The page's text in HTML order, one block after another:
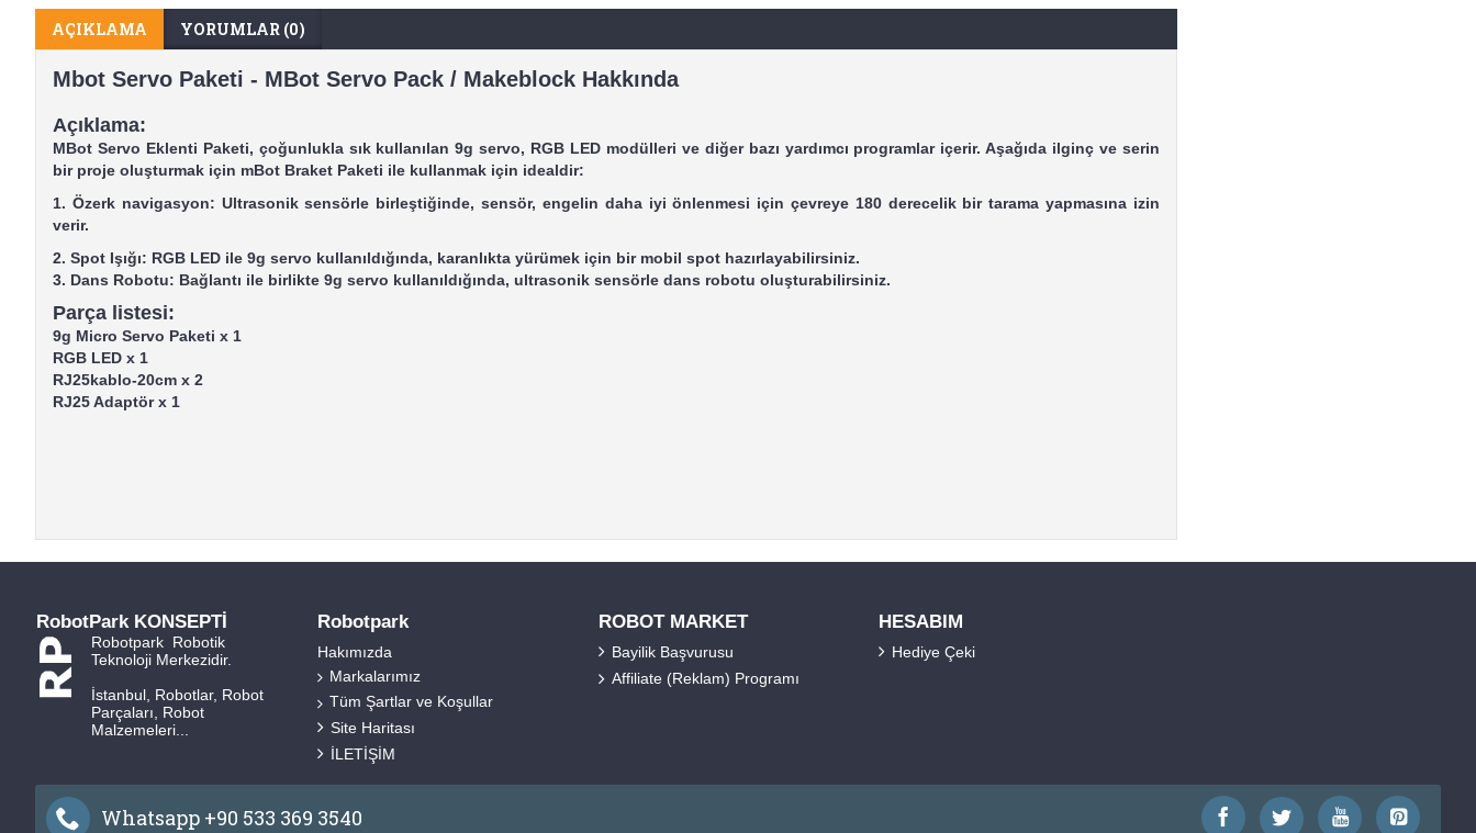
AÇIKLAMA YORUMLAR (0)
Mbot Servo Paketi - MBot Servo Pack / Makeblock Hakkında
Açıklama:
MBot Servo Eklenti Paketi, çoğunlukla sık kullanılan 9g servo, RGB LED modülleri ve diğer bazı yardımcı programlar içerir. Aşağıda ilginç ve serin
bir proje oluşturmak için mBot Braket Paketi ile kullanmak için idealdir:
1. Özerk navigasyon: Ultrasonik sensörle birleştiğinde, sensör, engelin daha iyi önlenmesi için çevreye 180 derecelik bir tarama yapmasına izin
verir.
2. Spot Işığı: RGB LED ile 9g servo kullanıldığında, karanlıkta yürümek için bir mobil spot hazırlayabilirsiniz.
3. Dans Robotu: Bağlantı ile birlikte 9g servo kullanıldığında, ultrasonik sensörle dans robotu oluşturabilirsiniz.
Parça listesi:
9g Micro Servo Paketi x 1
RGB LED x 1
RJ25kablo-20cm x 2
RJ25 Adaptör x 1
RobotPark KONSEPTİ
Robotpark Robotik
Teknoloji Merkezidir.
İstanbul, Robotlar, Robot
Parçaları, Robot
Malzemeleri...
Robotpark
Hakımızda
Markalarımız
Tüm Şartlar ve Koşullar
Site Haritası
İLETİŞİM
ROBOT MARKET
Bayilik Başvurusu
Affiliate (Reklam) Programı
HESABIM
Hediye Çeki
Whatsapp +90 533 369 3540